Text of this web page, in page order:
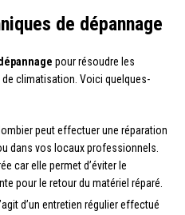
de dépannage
pour résoudre les
climatisation. Voici quelques-
peut effectuer une réparation
dans vos locaux professionnels.
car elle permet d’éviter le
pour le retour du matériel réparé.
d’un entretien régulier effectué